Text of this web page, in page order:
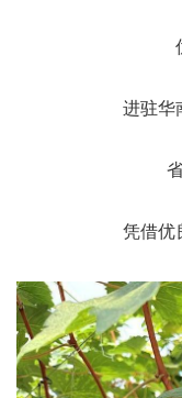
进驻华
凭借优